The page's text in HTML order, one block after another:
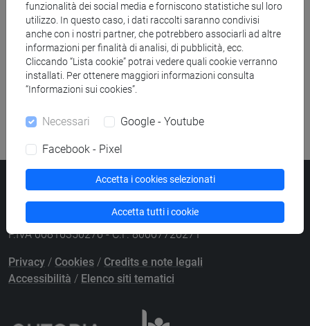
Ricerca strutture
Ricerca pubblicazioni
Ricerca risorse bibliografiche
Università Ca’ Foscari
Dorsoduro 3246, 30123 Venezia
PEC
protocollo@pec.unive.it
P.IVA 00816350276 - C.F. 80007720271
Privacy / Cookies / Credits e note legali
Accessibilità / Elenco siti tematici
funzionalità dei social media e forniscono statistiche sul loro
utilizzo. In questo caso, i dati raccolti saranno condivisi
anche con i nostri partner, che potrebbero associarli ad altre
informazioni per finalità di analisi, di pubblicità, ecc.
Cliccando “Lista cookie” potrai vedere quali cookie verranno
installati. Per ottenere maggiori informazioni consulta
“Informazioni sui cookies”.
Necessari Google - Youtube
Facebook - Pixel
Accetta i cookies selezionati
Accetta tutti i cookie